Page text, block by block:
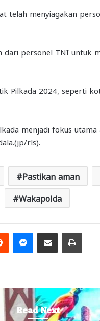
telah menyiagakan
personel TNI untuk
Pilkada 2024, seperti
menjadi fokus
rls).
Pastikan aman
Wakapolda
Reddit Messenger
Share via Email Print
Read Next